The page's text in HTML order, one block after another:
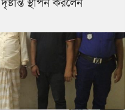
স্থাপন করলেন